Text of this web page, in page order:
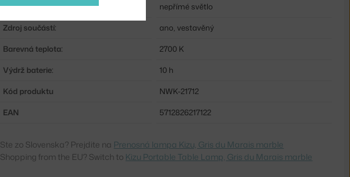
Distribuce světla:
nepřímé světlo
Zdroj součástí:
ano, vestavěný
Barevná teplota:
2700 K
Výdrž baterie:
10 h
Kód produktu
NWK-21712
EAN
5712826217122
Ste zo Slovenska? Prejdite na Prenosná lampa Kizu, Gris du Marais marble
Shopping from the EU? Switch to Kizu Portable Table Lamp, Gris du Marais marble